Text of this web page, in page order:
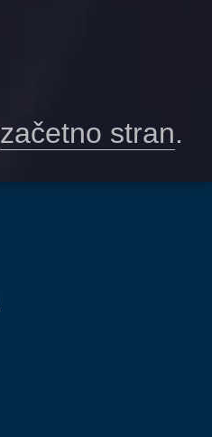
začetno stran.